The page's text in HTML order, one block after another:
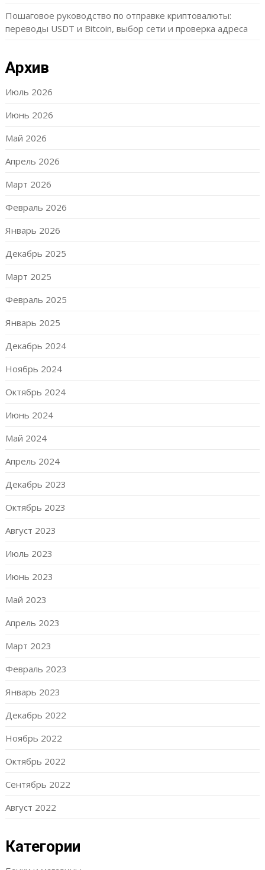
Пошаговое руководство по отправке криптовалюты:
переводы USDT и Bitcoin, выбор сети и проверка адреса
Архив
Июль 2026
Июнь 2026
Май 2026
Апрель 2026
Март 2026
Февраль 2026
Январь 2026
Декабрь 2025
Март 2025
Февраль 2025
Январь 2025
Декабрь 2024
Ноябрь 2024
Октябрь 2024
Июнь 2024
Май 2024
Апрель 2024
Декабрь 2023
Октябрь 2023
Август 2023
Июль 2023
Июнь 2023
Май 2023
Апрель 2023
Март 2023
Февраль 2023
Январь 2023
Декабрь 2022
Ноябрь 2022
Октябрь 2022
Сентябрь 2022
Август 2022
Категории